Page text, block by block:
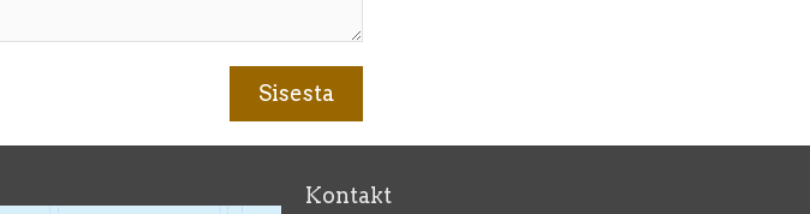
Kontakt